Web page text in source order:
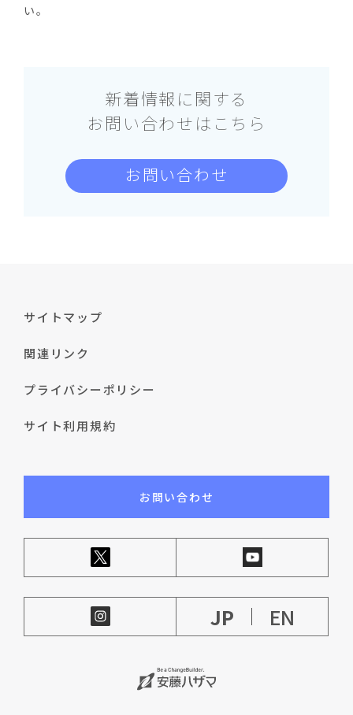
い。
新着情報に関する
お問い合わせはこちら
お問い合わせ
サイトマップ
関連リンク
プライバシーポリシー
サイト利用規約
お問い合わせ
JP EN